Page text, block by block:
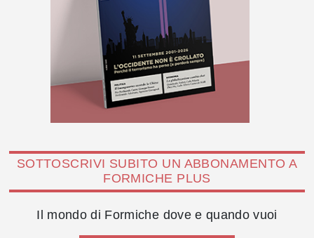
SOTTOSCRIVI SUBITO UN ABBONAMENTO A
FORMICHE PLUS
Il mondo di Formiche dove e quando vuoi